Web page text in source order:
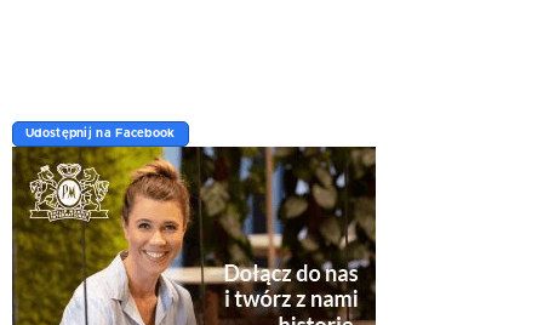
Udostępnij na Facebook